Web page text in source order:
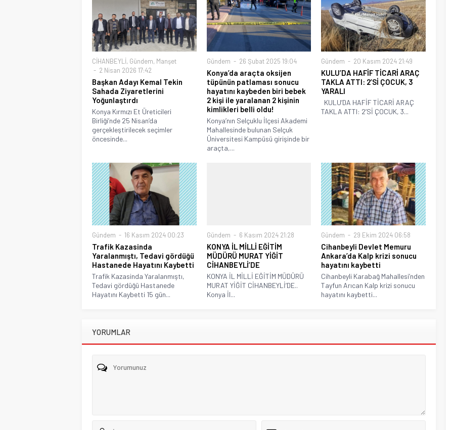
CİHANBEYLİ, Gündem, Manşet
2 Nisan 2026 17:42
Başkan Adayı Kemal Tekin
Sahada Ziyaretlerini
Yoğunlaştırdı
Konya Kırmızı Et Üreticileri
Birliği’nde 25 Nisan’da
gerçekleştirilecek seçimler
öncesinde...
Gündem 26 Şubat 2025 19:04
Konya’da araçta oksijen
tüpünün patlaması sonucu
hayatını kaybeden biri bebek
2 kişi ile yaralanan 2 kişinin
kimlikleri belli oldu!
Konya’nın Selçuklu İlçesi Akademi
Mahallesinde bulunan Selçuk
Üniversitesi Kampüsü girişinde bir
araçta,...
Gündem 20 Kasım 2024 21:49
KULU’DA HAFİF TİCARİ ARAÇ
TAKLA ATTI: 2’Sİ ÇOCUK, 3
YARALI
KULU’DA HAFİF TİCARİ ARAÇ
TAKLA ATTI: 2’Sİ ÇOCUK, 3...
Gündem 16 Kasım 2024 00:23
Trafik Kazasinda
Yaralanmıştı, Tedavi gördüğü
Hastanede Hayatını Kaybetti
Trafik Kazasinda Yaralanmıştı,
Tedavi gördüğü Hastanede
Hayatını Kaybetti 15 gün...
Gündem 6 Kasım 2024 21:28
KONYA İL MİLLİ EĞİTİM
MÜDÜRÜ MURAT YİĞİT
CİHANBEYLİ’DE
KONYA İL MİLLİ EĞİTİM MÜDÜRÜ
MURAT YİĞİT CİHANBEYLİ’DE..
Konya İl...
Gündem 29 Ekim 2024 06:58
Cihanbeyli Devlet Memuru
Ankara’da Kalp krizi sonucu
hayatını kaybetti
Cihanbeyli Karabağ Mahallesi’nden
Tayfun Arıcan Kalp krizi sonucu
hayatını kaybetti...
YORUMLAR